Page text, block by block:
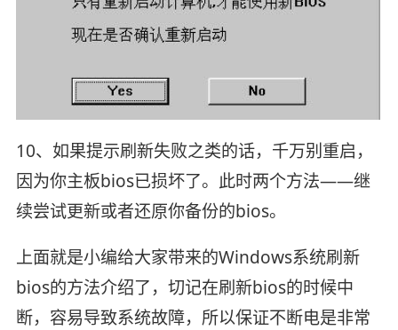
10、如果提示刷新失败之类的话，千万别重启，
因为你主板bios已损坏了。此时两个方法——继
续尝试更新或者还原你备份的bios。
上面就是小编给大家带来的Windows系统刷新
bios的方法介绍了，切记在刷新bios的时候中
断，容易导致系统故障，所以保证不断电是非常